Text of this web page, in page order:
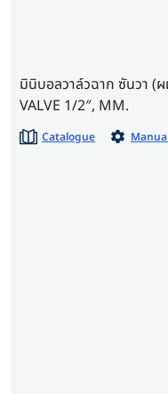
มินิบอลวาล์วฉาก ซันวา (
VALVE 1/2″, MM.
Catalogue